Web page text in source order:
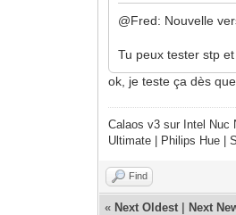
@Fred: Nouvelle
Tu peux tester stp
ok, je teste ça dès
Calaos v3 sur Intel Nuc
Ultimate | Philips Hue |
Find
« Next Oldest Next